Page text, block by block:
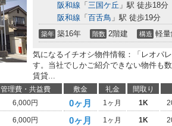
阪和線 「 三国ケ丘 」駅 徒歩18分
阪和線 「 百舌鳥 」駅 徒歩19分
築年 築16年 階数 2階建 構造 軽
気になるイチオシ物件情報：「レオパ
す。当社でしかご紹介できない物件も
賃貸...
管理費・共益費 敷金 礼金
間取り
6,000円 0ヶ月 1ヶ月 1K
6,000円 0ヶ月 1ヶ月 1K